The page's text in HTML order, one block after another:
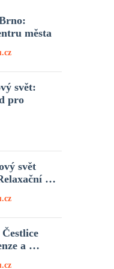
města
svět:
pro
svět
…
a …